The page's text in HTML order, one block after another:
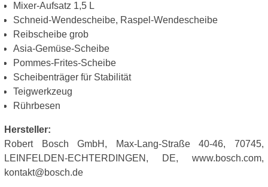
Mixer-Aufsatz 1,5 L
Schneid-Wendescheibe, Raspel-Wendescheibe
Reibscheibe grob
Asia-Gemüse-Scheibe
Pommes-Frites-Scheibe
Scheibenträger für Stabilität
Teigwerkzeug
Rührbesen
Hersteller:
Robert Bosch GmbH, Max-Lang-Straße 40-46, 70745,
LEINFELDEN-ECHTERDINGEN, DE, www.bosch.com,
kontakt@bosch.de